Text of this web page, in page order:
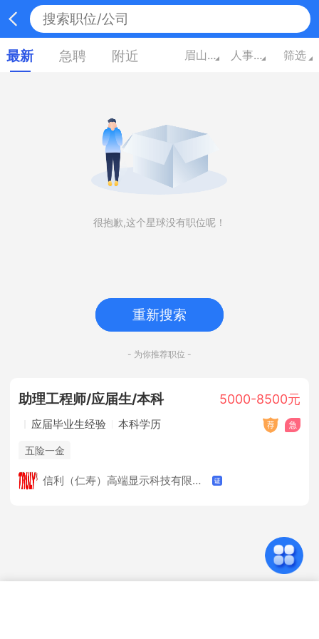
最新 急聘 附近 眉山四川 人事/行政/高级管理 筛选
很抱歉,这个星球没有职位呢！
重新搜索
- 为你推荐职位 -
助理工程师/应届生/本科 5000-8500元
应届毕业生经验 本科学历
五险一金
信利（仁寿）高端显示科技有限公司